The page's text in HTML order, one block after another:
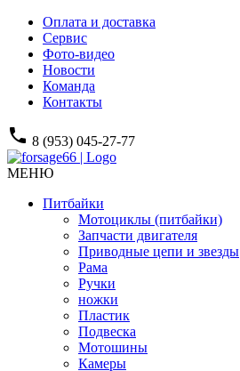
Оплата и доставка
Сервис
Фото-видео
Новости
Команда
Контакты
phone 8 (953) 045-27-77
МЕНЮ
Питбайки
Мотоциклы (питбайки)
Запчасти двигателя
Приводные цепи и звезды
Рама
Ручки
ножки
Пластик
Подвеска
Мотошины
Камеры